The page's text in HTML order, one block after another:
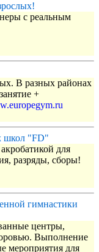
с реальным
В разных районах
+
школ "FD"
для
разряды, сборы!
гимнастики
центры,
Выполнение
мероприятия для